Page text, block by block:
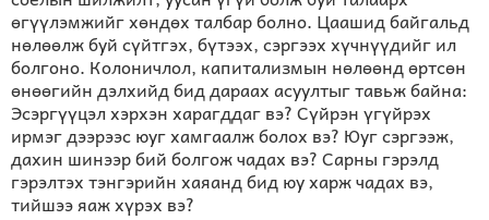
өгүүлэмжийг хөндөх талбар болно. Цаашид байгальд
нөлөөлж буй сүйтгэх, бүтээх, сэргээх хүчнүүдийг ил
болгоно. Колоничлол, капитализмын нөлөөнд өртсөн
өнөөгийн дэлхийд бид дараах асуултыг тавьж байна:
Эсэргүүцэл хэрхэн харагддаг вэ? Сүйрэн үгүйрэх
ирмэг дээрээс юуг хамгаалж болох вэ? Юуг сэргээж,
дахин шинээр бий болгож чадах вэ? Сарны гэрэлд
гэрэлтэх тэнгэрийн хаяанд бид юу харж чадах вэ,
тийшээ яаж хүрэх вэ?